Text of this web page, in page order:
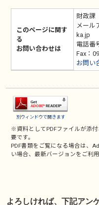
このページに関す
る
お問い合わせは
財政課
メール
ka.jp
電話番
Fax：
お問い
別ウィンドウで開きます
※資料としてPDFファイルが添
要です。
PDF書類をご覧になる場合は、
い場合、最新バージョンをご利用